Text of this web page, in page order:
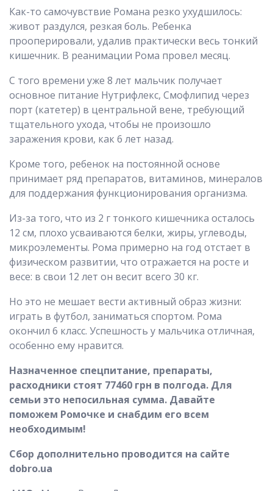
Как-то самочувствие Романа резко ухудшилось:
живот раздулся, резкая боль. Ребенка
прооперировали, удалив практически весь тонкий
кишечник. В реанимации Рома провел месяц.
С того времени уже 8 лет мальчик получает
основное питание Нутрифлекс, Смофлипид через
порт (катетер) в центральной вене, требующий
тщательного ухода, чтобы не произошло
заражения крови, как 6 лет назад.
Кроме того, ребенок на постоянной основе
принимает ряд препаратов, витаминов, минералов
для поддержания функционирования организма.
Из-за того, что из 2 г тонкого кишечника осталось
12 см, плохо усваиваются белки, жиры, углеводы,
микроэлементы. Рома примерно на год отстает в
физическом развитии, что отражается на росте и
весе: в свои 12 лет он весит всего 30 кг.
Но это не мешает вести активный образ жизни:
играть в футбол, заниматься спортом. Рома
окончил 6 класс. Успешность у мальчика отличная,
особенно ему нравится.
Назначенное спецпитание, препараты,
расходники стоят 77460 грн в полгода. Для
семьи это непосильная сумма. Давайте
поможем Ромочке и снабдим его всем
необходимым!
Сбор дополнительно проводится на сайте
dobro.ua